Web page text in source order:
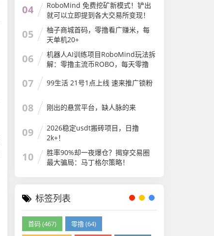
04
RoboMind 免费挖矿新模式！铲出
就可以立即提到各大交易所变现！
45天零撸6180个币 目前现价0.02U
一个币！已上架26家交以所！提币
秒到账！底池现在58万刀一机!
05
柚子商城首码，零撸看广赚米，每
天单机20+
06
机器人AI训练项目RoboMind玩法拆
解：零撸主流币ROBO，每天零撸
07 99生活 21号1点上线 速来推广锁粉
08 刚出的悬赏平台，缺人脉的来
09
2026稳定usdt搬砖项目，日撸
2k+！
10
胜率90%却一夜爆仓？揭穿交易圈
最大骗局：马丁格尔策略！
标签列表
首码 (467) 零撸 (64)